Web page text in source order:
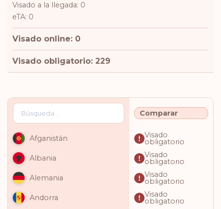
Visado a la llegada: 0
eTA: 0
Visado online: 0
Visado obligatorio: 229
Comparar
Afganistán Visado
obligatorio
Albania
Visado
obligatorio
Alemania
Visado
obligatorio
Andorra
Visado
obligatorio